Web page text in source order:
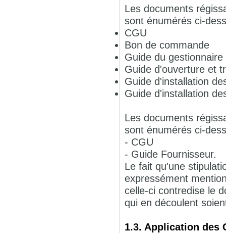
Les documents
sont énumérés ci-
CGU
Bon de commande
Guide du gestionnaire
Guide d'ouverture et
Guide d'installation
Guide d'installation
Les documents
sont énumérés ci-
- CGU
- Guide Fournisseur.
Le fait qu'une
expressément
celle-ci contredise le
qui en découlent
1.3. Application des